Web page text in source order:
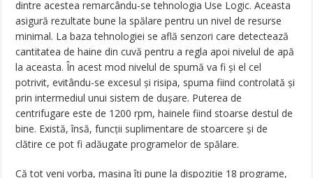
dintre acestea remarcându-se tehnologia Use Logic. Aceasta
asigură rezultate bune la spălare pentru un nivel de resurse
minimal. La baza tehnologiei se află senzori care detectează
cantitatea de haine din cuvă pentru a regla apoi nivelul de apă
la aceasta. În acest mod nivelul de spumă va fi și el cel
potrivit, evitându-se excesul și risipa, spuma fiind controlată și
prin intermediul unui sistem de dușare. Puterea de
centrifugare este de 1200 rpm, hainele fiind stoarse destul de
bine. Există, însă, funcții suplimentare de stoarcere și de
clătire ce pot fi adăugate programelor de spălare.
Că tot veni vorba, mașina îți pune la dispoziție 18 programe,